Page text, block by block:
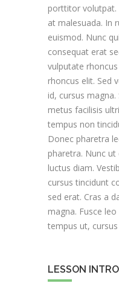
porttitor volutpat.
at malesuada. In
euismod. Nunc
consequat erat
vulputate
rhoncus elit. Sed
id, cursus
metus facilisis
tempus non
Donec pharetra
pharetra. Nunc
luctus diam.
cursus tincidunt
sed erat. Cras a
magna. Fusce
tempus ut,
LESSON